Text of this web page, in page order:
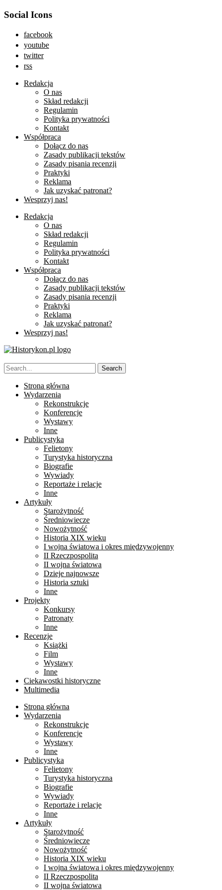
Social Icons
facebook
youtube
twitter
rss
Redakcja
O nas
Skład redakcji
Regulamin
Polityka prywatności
Kontakt
Współpraca
Dołącz do nas
Zasady publikacji tekstów
Zasady pisania recenzji
Praktyki
Reklama
Jak uzyskać patronat?
Wesprzyj nas!
Redakcja
O nas
Skład redakcji
Regulamin
Polityka prywatności
Kontakt
Współpraca
Dołącz do nas
Zasady publikacji tekstów
Zasady pisania recenzji
Praktyki
Reklama
Jak uzyskać patronat?
Wesprzyj nas!
Strona główna
Wydarzenia
Rekonstrukcje
Konferencje
Wystawy
Inne
Publicystyka
Felietony
Turystyka historyczna
Biografie
Wywiady
Reportaże i relacje
Inne
Artykuły
Starożytność
Średniowiecze
Nowożytność
Historia XIX wieku
I wojna światowa i okres międzywojenny
II Rzeczpospolita
II wojna światowa
Dzieje najnowsze
Historia sztuki
Inne
Projekty
Konkursy
Patronaty
Inne
Recenzje
Książki
Film
Wystawy
Inne
Ciekawostki historyczne
Multimedia
Strona główna
Wydarzenia
Rekonstrukcje
Konferencje
Wystawy
Inne
Publicystyka
Felietony
Turystyka historyczna
Biografie
Wywiady
Reportaże i relacje
Inne
Artykuły
Starożytność
Średniowiecze
Nowożytność
Historia XIX wieku
I wojna światowa i okres międzywojenny
II Rzeczpospolita
II wojna światowa